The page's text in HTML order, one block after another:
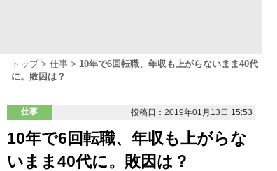
トップ 仕事
10年で6回転職、年収も上がらないまま40代
に。敗因は？
仕事 投稿日：2019年01月13日 15:53
10年で6回転職、年収も上がらな
いまま40代に。敗因は？